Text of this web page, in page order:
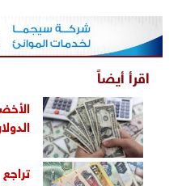
اقرأ أيضاً